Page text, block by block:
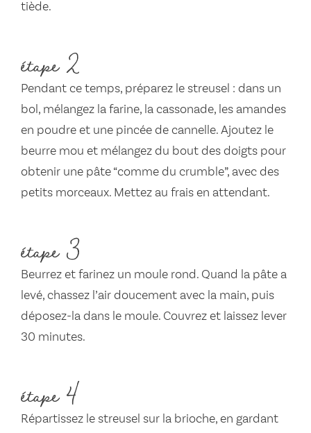
tiède.
étape 2
Pendant ce temps, préparez le streusel : dans un
bol, mélangez la farine, la cassonade, les amandes
en poudre et une pincée de cannelle. Ajoutez le
beurre mou et mélangez du bout des doigts pour
obtenir une pâte “comme du crumble”, avec des
petits morceaux. Mettez au frais en attendant.
étape 3
Beurrez et farinez un moule rond. Quand la pâte a
levé, chassez l’air doucement avec la main, puis
déposez-la dans le moule. Couvrez et laissez lever
30 minutes.
étape 4
Répartissez le streusel sur la brioche, en gardant